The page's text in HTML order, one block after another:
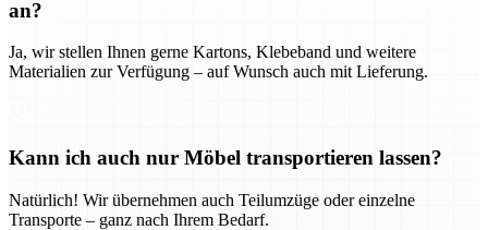
an?
Ja, wir stellen Ihnen gerne Kartons, Klebeband und weitere
Materialien zur Verfügung – auf Wunsch auch mit Lieferung.
Kann ich auch nur Möbel transportieren lassen?
Natürlich! Wir übernehmen auch Teilumzüge oder einzelne
Transporte – ganz nach Ihrem Bedarf.